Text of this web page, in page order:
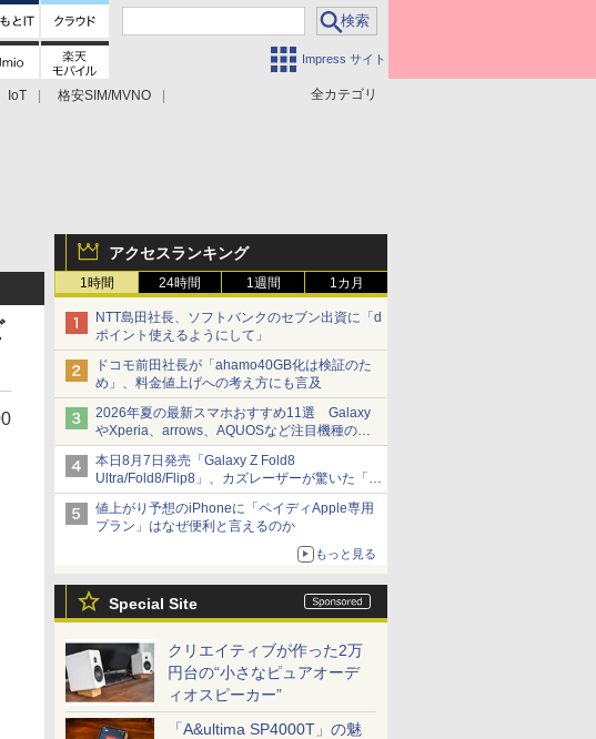
Impress サイト
全カテゴリ
IoT
格安SIM/MVNO
アクセスランキング
1時間 24時間 1週間 1カ月
NTT島田社長、ソフトバンクのセブン出資に「d
ポイント使えるようにして」
ドコモ前田社長が「ahamo40GB化は検証のた
め」、料金値上げへの考え方にも言及
2026年夏の最新スマホおすすめ11選 Galaxy
やXperia、arrows、AQUOSなど注目機種の特
徴は
本日8月7日発売「Galaxy Z Fold8
Ultra/Fold8/Flip8」、カズレーザーが驚いた「そ
ば屋のメニュー並みの薄さ」
値上がり予想のiPhoneに「ペイディApple専用
プラン」はなぜ便利と言えるのか
もっと見る
Special Site
クリエイティブが作った2万
円台の“小さなピュアオーデ
ィオスピーカー”
「A&ultima SP4000T」の魅